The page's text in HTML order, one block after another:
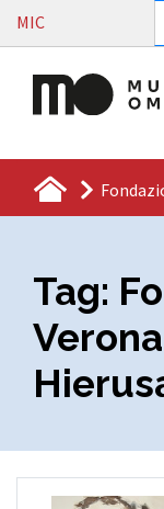
Vai al contenuto
MIC
Tag: